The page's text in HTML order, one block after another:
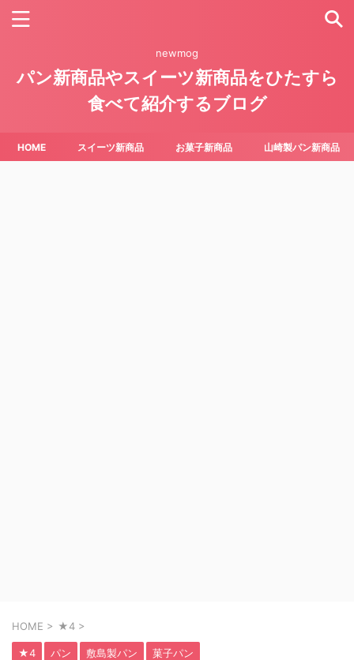
newmog
パン新商品やスイーツ新商品をひたすら
食べて紹介するブログ
HOME スイーツ新商品 お菓子新商品 山崎製パン新商品
HOME > ★4 >
★4 パン 敷島製パン 菓子パン